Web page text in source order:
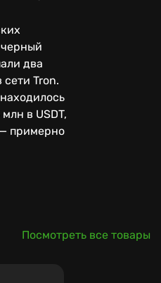
два
сети Tron.
в USDT,
примерно
Посмотреть все товары